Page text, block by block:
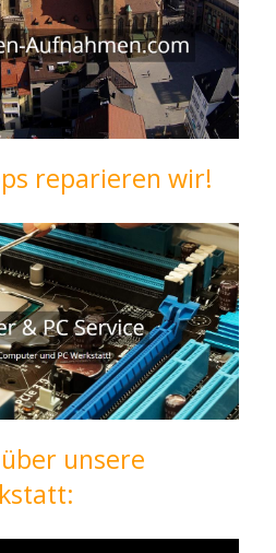
reparieren wir!
unsere